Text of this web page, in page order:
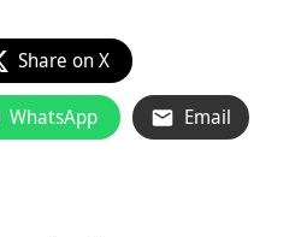
Share on X
WhatsApp Email